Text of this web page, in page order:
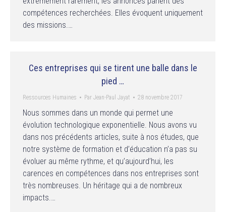
compétences recherchées. Elles évoquent uniquement
des missions.…
Ces entreprises qui se tirent une balle dans le
pied …
Ressources Humaines Par Jean-Paul Jayat 28 novembre 2017
Nous sommes dans un monde qui permet une
évolution technologique exponentielle. Nous avons vu
dans nos précédents articles, suite à nos études, que
notre système de formation et d’éducation n’a pas su
évoluer au même rythme, et qu’aujourd’hui, les
carences en compétences dans nos entreprises sont
très nombreuses. Un héritage qui a de nombreux
impacts.…